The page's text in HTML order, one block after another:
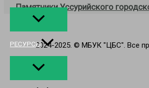
РЕСУРСЫ
Памятники Уссурийского
2024-2025. © МБУК "ЦБС". Все